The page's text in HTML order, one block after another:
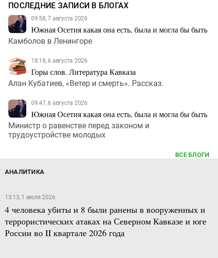
ПОСЛЕДНИЕ ЗАПИСИ В БЛОГАХ
09:58, 7 августа 2026
Южная Осетия какая она есть, была и могла бы быть
Камболов в Ленингоре
18:18, 6 августа 2026
Горы слов. Литература Кавказа
Алан Кубатиев, «Ветер и смерть». Рассказ.
09:47, 6 августа 2026
Южная Осетия какая она есть, была и могла бы быть
Министр о равенстве перед законом и
трудоустройстве молодых
ВСЕ БЛОГИ
АНАЛИТИКА
13:13, 1 июля 2026
4 человека убиты и 8 были ранены в вооруженных и
террористических атаках на Северном Кавказе и юге
России во II квартале 2026 года